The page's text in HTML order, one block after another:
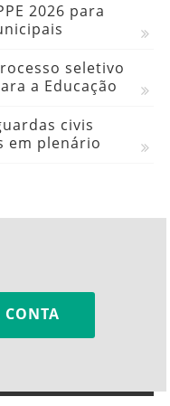
2026 para
seletivo
a Educação
civis
em plenário